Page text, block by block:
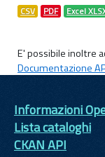
CSV PDF Excel
E' possibile inoltre
Documentazione
Informazioni
Lista cataloghi
CKAN API